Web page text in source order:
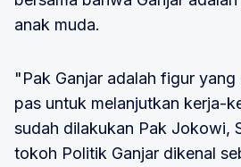
anak muda.
"Pak Ganjar adalah figur
pas untuk melanjutkan kerja-
sudah dilakukan Pak Jokowi,
tokoh Politik Ganjar dikenal